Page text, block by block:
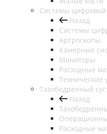
Системы цифровой
Назад
Системы
Артроскопы
Камерные
Мониторы
Расходные
Технические
Тазобедренный
Назад
Расходные